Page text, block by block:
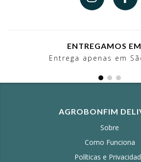
ENTREGAMOS
Entrega apenas em
AGROBONFIM
Sobre
Como Funciona
Políticas e